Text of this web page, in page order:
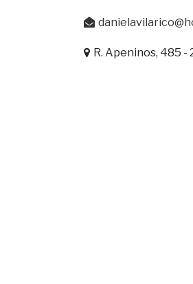
R. Apeninos, 485 -